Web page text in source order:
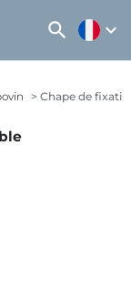
search expand_more
Chape de